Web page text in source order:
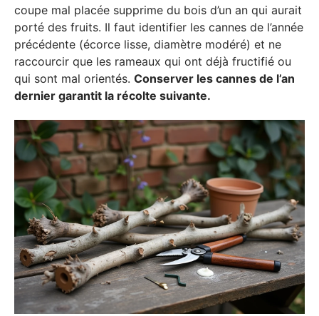
coupe mal placée supprime du bois d’un an qui aurait
porté des fruits. Il faut identifier les cannes de l’année
précédente (écorce lisse, diamètre modéré) et ne
raccourcir que les rameaux qui ont déjà fructifié ou
qui sont mal orientés. Conserver les cannes de l’an
dernier garantit la récolte suivante.